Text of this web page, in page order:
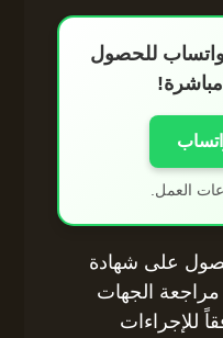
للحصول
العمل.
على شهادة
مراجعة الجهات
للإجراءات